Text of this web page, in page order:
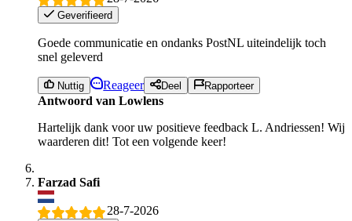
Geverifieerd
Goede communicatie en ondanks PostNL uiteindelijk toch
snel geleverd
Nuttig Reageer Deel Rapporteer
Antwoord van Lowlens
Hartelijk dank voor uw positieve feedback L. Andriessen! Wij
waarderen dit! Tot een volgende keer!
Farzad Safi
28-7-2026